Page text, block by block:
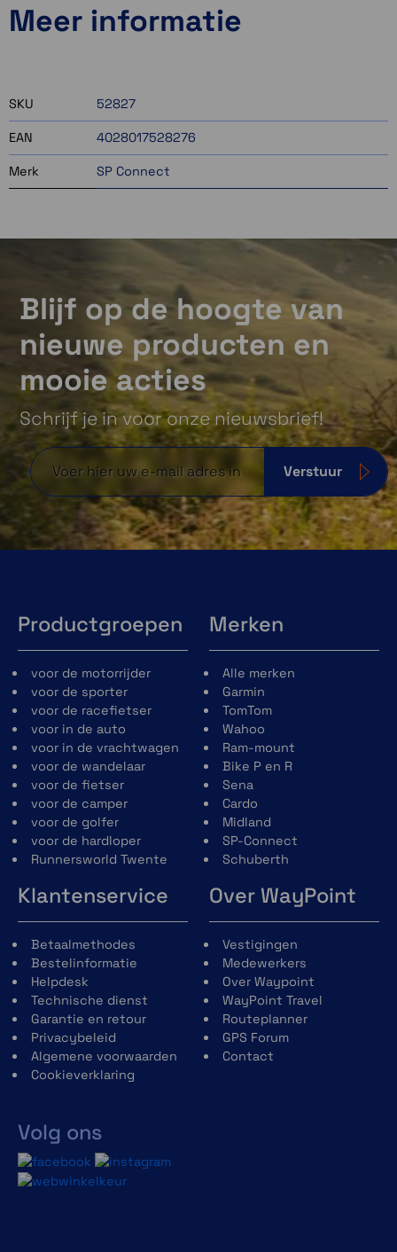
1 op voorraad
1 op voorraad
Meer informatie
SKU 52827
EAN 4028017528276
Merk SP Connect
Blijf op de hoogte van
nieuwe producten en
mooie acties
Schrijf je in voor onze nieuwsbrief!
Verstuur
Productgroepen
voor de motorrijder
voor de sporter
voor de racefietser
voor in de auto
voor in de vrachtwagen
voor de wandelaar
voor de fietser
voor de camper
voor de golfer
voor de hardloper
Runnersworld Twente
Merken
Alle merken
Garmin
TomTom
Wahoo
Ram-mount
Bike P en R
Sena
Cardo
Midland
SP-Connect
Schuberth
Klantenservice
Betaalmethodes
Bestelinformatie
Helpdesk
Technische dienst
Garantie en retour
Privacybeleid
Algemene voorwaarden
Cookieverklaring
Volg ons
Over WayPoint
Vestigingen
Medewerkers
Over Waypoint
WayPoint Travel
Routeplanner
GPS Forum
Contact